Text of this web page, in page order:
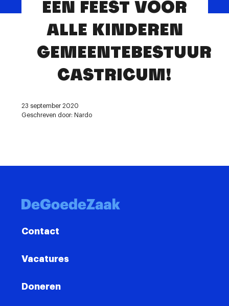
ContactEEN FEEST VOOR
ALLE KINDEREN
GEMEENTEBESTUUR
CASTRICUM!
23 september 2020
Geschreven door: Nardo
Contact
Vacatures
Doneren